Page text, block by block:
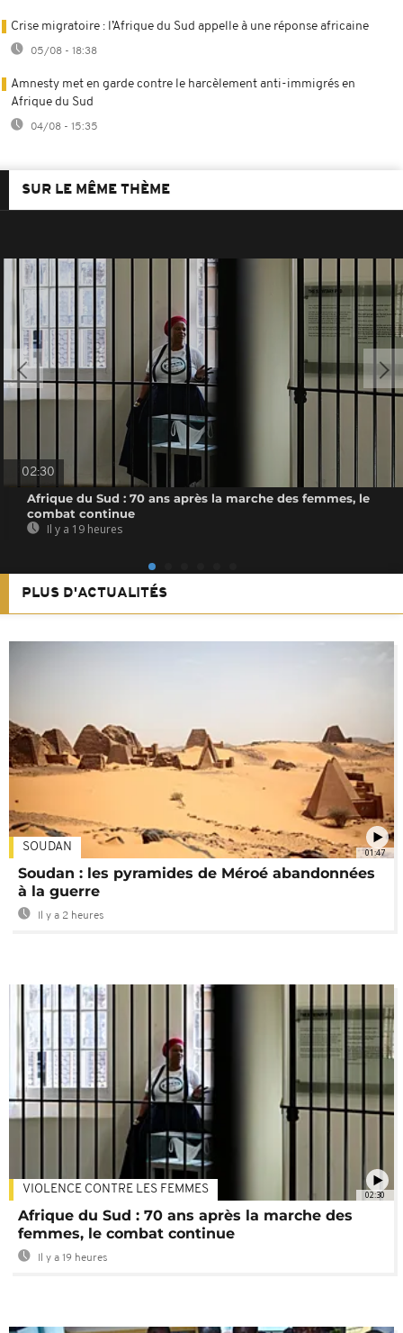
Crise migratoire : l’Afrique du Sud appelle à une réponse africaine
05/08 - 18:38
Amnesty met en garde contre le harcèlement anti-immigrés en
Afrique du Sud
04/08 - 15:35
SUR LE MÊME THÈME
02:30
Afrique du Sud : 70 ans après la marche des femmes, le
combat continue
Il y a 19 heures
PLUS D'ACTUALITÉS
01:47
SOUDAN
Soudan : les pyramides de Méroé abandonnées
à la guerre
Il y a 2 heures
02:30
VIOLENCE CONTRE LES FEMMES
Afrique du Sud : 70 ans après la marche des
femmes, le combat continue
Il y a 19 heures